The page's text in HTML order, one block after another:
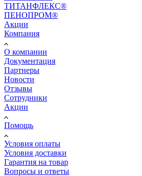
ТИТАНФЛЕКС®
ПЕНОПРОМ®
Акции
Компания
О компании
Документация
Партнеры
Новости
Отзывы
Сотрудники
Акции
Помощь
Условия оплаты
Условия доставки
Гарантия на товар
Вопросы и ответы